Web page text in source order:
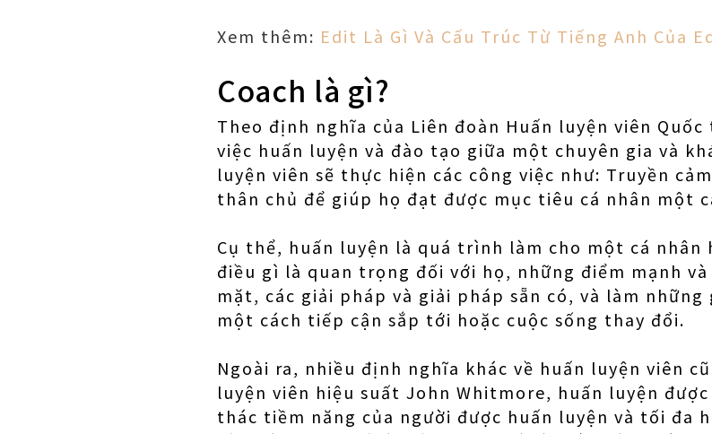
Xem thêm: Edit Là Gì Và Cấu Trúc Từ Tiếng Anh Của
Coach là gì?
Theo định nghĩa của Liên đoàn Huấn luyện viên
việc huấn luyện và đào tạo giữa một chuyên gia và
luyện viên sẽ thực hiện các công việc như: Truyền
thân chủ để giúp họ đạt được mục tiêu cá nhân một
Cụ thể, huấn luyện là quá trình làm cho một cá nhân
điều gì là quan trọng đối với họ, những điểm mạnh
mặt, các giải pháp và giải pháp sẵn có, và làm
một cách tiếp cận sắp tới hoặc cuộc sống thay đổi.
Ngoài ra, nhiều định nghĩa khác về huấn luyện viên
luyện viên hiệu suất John Whitmore, huấn luyện
thác tiềm năng của người được huấn luyện và tối đa